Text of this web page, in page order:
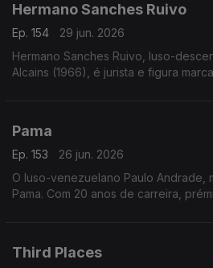
Hermano Sanches Ruivo
Ep. 154
29 jun. 2026
Hermano Sanches Ruivo, luso-
Alcains (1966), é jurista e figura
Pama
Ep. 153
26 jun. 2026
O luso-venezuelano Paulo Andrade,
Pama. Com 20 anos de carreira,
Third Places